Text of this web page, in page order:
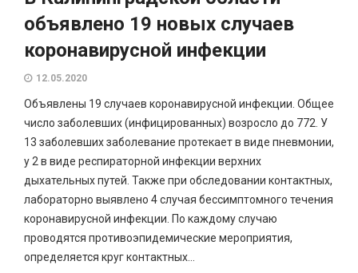
объявлено 19 новых случаев
коронавирусной инфекции
12.05.2020
Объявлены 19 случаев коронавирусной инфекции. Общее
число заболевших (инфицированных) возросло до 772. У
13 заболевших заболевание протекает в виде пневмонии,
у 2 в виде респираторной инфекции верхних
дыхательных путей. Также при обследовании контактных,
лабораторно выявлено 4 случая бессимптомного течения
коронавирусной инфекции. По каждому случаю
проводятся противоэпидемические мероприятия,
определяется круг контактных...